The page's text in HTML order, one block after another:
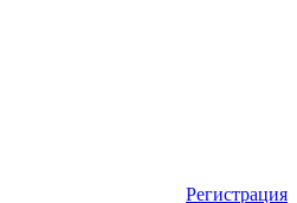
Регистрация